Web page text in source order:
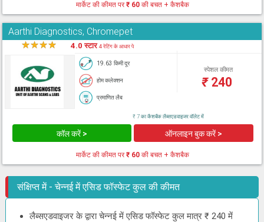
मार्केट की कीमत पर₹ 60 की बचत + कैशबैक
Aarthi Diagnostics, Chromepet
★★★★ 4.0 स्टार4 रेटिंग के आधार पे
19.63 किमी दूर
होम कलेक्शन
प्रमाणित लैब
स्पेशल कीमत
₹240
₹ 7 का कैशबैक लैब्सएडवाइजर वॉलेट में
कॉल करें > ऑनलाइन बुक करें >
मार्केट की कीमत पर₹ 60 की बचत + कैशबैक
संक्षिप्त में - चेन्नई में एसिड फॉस्फेट कुल की कीमत
लैब्सएडवाइजर के द्वारा चेन्नई में एसिड फॉस्फेट कुल मात्र ₹ 240 में